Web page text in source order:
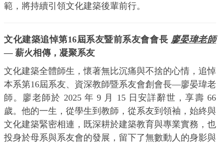
範，將持續引領文化建築後輩前行。
文化建築追悼第16屆系友暨前系友會會長 廖晏瑋老師
— 薪火相傳，凝聚系友
文化建築全體師生，懷著無比沉痛與不捨的心情，追悼
本系第16屆系友、資深教師暨系友會創會長—廖晏瑋老
師。廖老師於 2025 年 9 月 15 日安詳辭世，享壽 66
歲。他的一生，從學生到教師，從系友到領袖，始終與
文化建築緊密相連，既深耕於建築教育與專業實務，也
投身於母系與系友會的發展，留下了無數動人的身影與